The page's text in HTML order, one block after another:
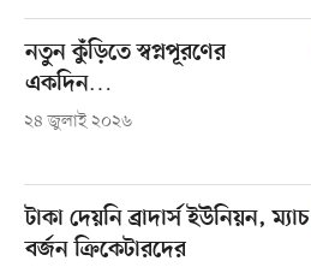
নতুন কুঁড়িতে স্বপ্নপূরণের
একদিন…
২৪ জুলাই ২০২৬
টাকা দেয়নি ব্রাদার্স ইউনিয়ন, ম্যাচ
বর্জন ক্রিকেটারদের